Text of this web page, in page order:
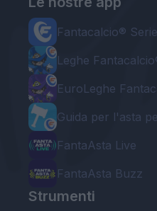
Fantacalcio®
Leghe
EuroLeghe
Guida per l'asta
FantaAsta Live
FantaAsta Buzz
Strumenti